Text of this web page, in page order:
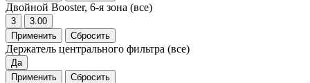
Двойной Booster, 6-я зона (все)
3
3.00
Применить
Сбросить
Держатель центрального фильтра (все)
Да
Применить
Сбросить